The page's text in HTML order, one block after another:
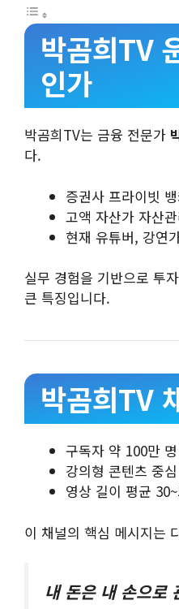
박곰희TV
인가
박곰희TV는 금융 전문가
다.
증권사 프라이빗
고액 자산가 자산
현재 유튜버, 강연
실무 경험을 기반으로 투
큰 특징입니다.
박곰희TV
구독자 약 100만
강의형 콘텐츠 중심
영상 길이 평균
이 채널의 핵심 메시지는
내 돈은 내 손으로